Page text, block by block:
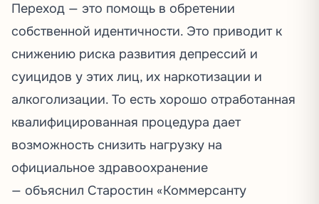
Переход — это помощь в обретении
собственной идентичности. Это приводит к
снижению риска развития депрессий и
суицидов у этих лиц, их наркотизации и
алкоголизации. То есть хорошо отработанная
квалифицированная процедура дает
возможность снизить нагрузку на
официальное здравоохранение
— объяснил Старостин «Коммерсанту